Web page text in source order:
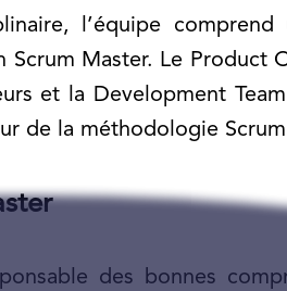
l’équipe
Scrum Master. Le
et la Development
de la méthodologie
des bonnes